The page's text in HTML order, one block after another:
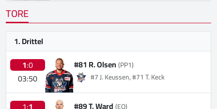
TORE
1. Drittel
1:0
03:50
#81 R. Olsen(PP1)
#7 J. Keussen, #71 T. Keck
#89 T. Ward